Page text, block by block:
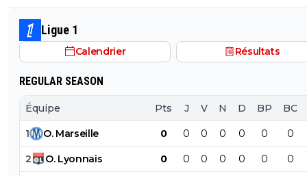
Ligue 1
Calendrier Résultats
REGULAR SEASON
Équipe Pts J V N D BP BC
1 O. Marseille 0 0 0 0 0 0 0
2 O. Lyonnais 0 0 0 0 0 0 0